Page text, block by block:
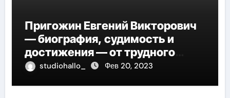
Пригожин Евгений Викторович
— биография, судимость и
достижения — от трудного
детства до мирового успеха
studiohallo_ Фев 20, 2023